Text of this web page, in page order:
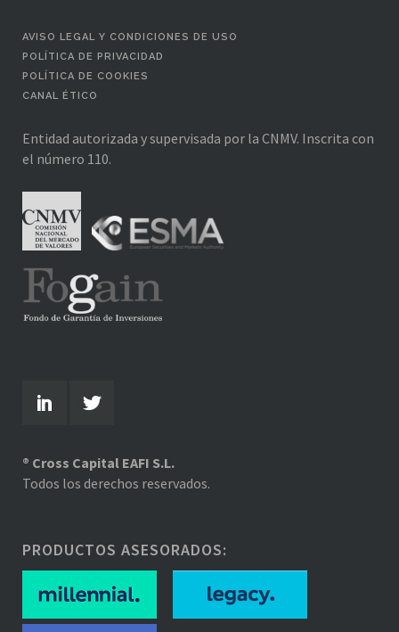
AVISO LEGAL Y CONDICIONES DE USO
POLÍTICA DE PRIVACIDAD
POLÍTICA DE COOKIES
CANAL ÉTICO
Entidad autorizada y supervisada por la CNMV. Inscrita con
el número 110.
® Cross Capital EAFI S.L.
Todos los derechos reservados.
PRODUCTOS ASESORADOS: